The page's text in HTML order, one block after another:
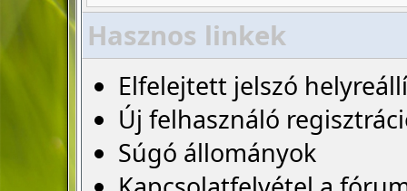
Hasznos linkek
Elfelejtett jelszó
Új felhasználó
Súgó állományok